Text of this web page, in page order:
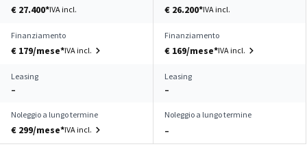
€ 27.400*IVA incl. € 26.200*IVA incl.
Finanziamento
€ 179/mese*IVA incl.
Finanziamento
€ 169/mese*IVA incl.
Leasing
–
Leasing
–
Noleggio a lungo termine
€ 299/mese*IVA incl.
Noleggio a lungo termine
–